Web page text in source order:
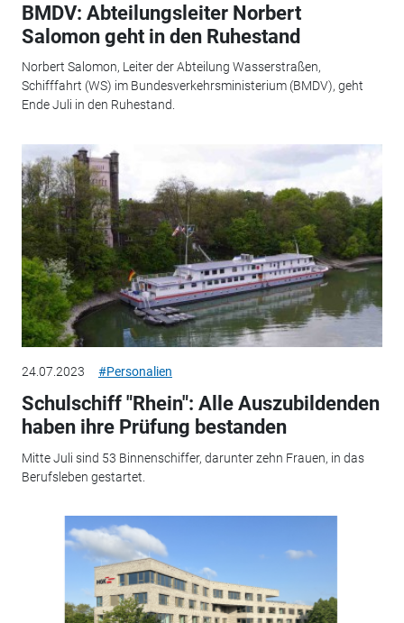
BMDV: Abteilungsleiter Norbert
Salomon geht in den Ruhestand
Norbert Salomon, Leiter der Abteilung Wasserstraßen,
Schifffahrt (WS) im Bundesverkehrsministerium (BMDV), geht
Ende Juli in den Ruhestand.
24.07.2023 #Personalien
Schulschiff "Rhein": Alle Auszubildenden
haben ihre Prüfung bestanden
Mitte Juli sind 53 Binnenschiffer, darunter zehn Frauen, in das
Berufsleben gestartet.